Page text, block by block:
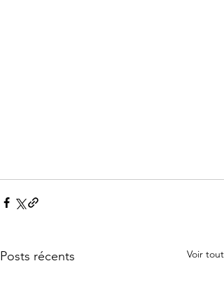
Posts récents Voir tout